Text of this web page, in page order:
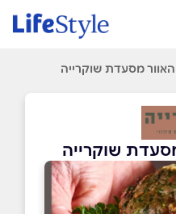
מסעדת שוקרייה
שוקרייה